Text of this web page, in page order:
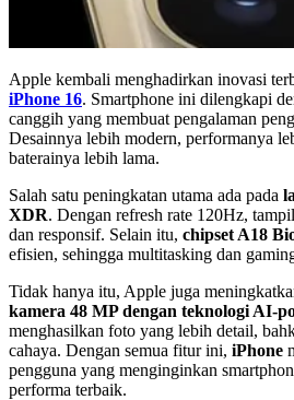
Apple kembali menghadirkan inovasi
iPhone 16. Smartphone ini dilengkapi
canggih yang membuat pengalaman
Desainnya lebih modern, performanya
baterainya lebih lama.
Salah satu peningkatan utama ada pada
XDR. Dengan refresh rate 120Hz,
dan responsif. Selain itu, chipset A18
efisien, sehingga multitasking dan
Tidak hanya itu, Apple juga
kamera 48 MP dengan teknologi AI-
menghasilkan foto yang lebih detail,
cahaya. Dengan semua fitur ini, iPhone
pengguna yang menginginkan
performa terbaik.